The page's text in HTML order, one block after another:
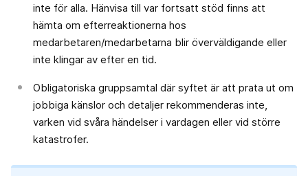
inte för alla. Hänvisa till var fortsatt stöd finns att
hämta om efterreaktionerna hos
medarbetaren/medarbetarna blir överväldigande eller
inte klingar av efter en tid.
Obligatoriska gruppsamtal där syftet är att prata ut om
jobbiga känslor och detaljer rekommenderas inte,
varken vid svåra händelser i vardagen eller vid större
katastrofer.